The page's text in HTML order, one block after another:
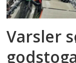
Varsler